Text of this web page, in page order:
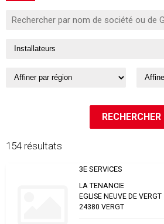
154 résultats
3E SERVICES
LA TENANCIE
EGLISE NEUVE DE VERGT
24380 VERGT